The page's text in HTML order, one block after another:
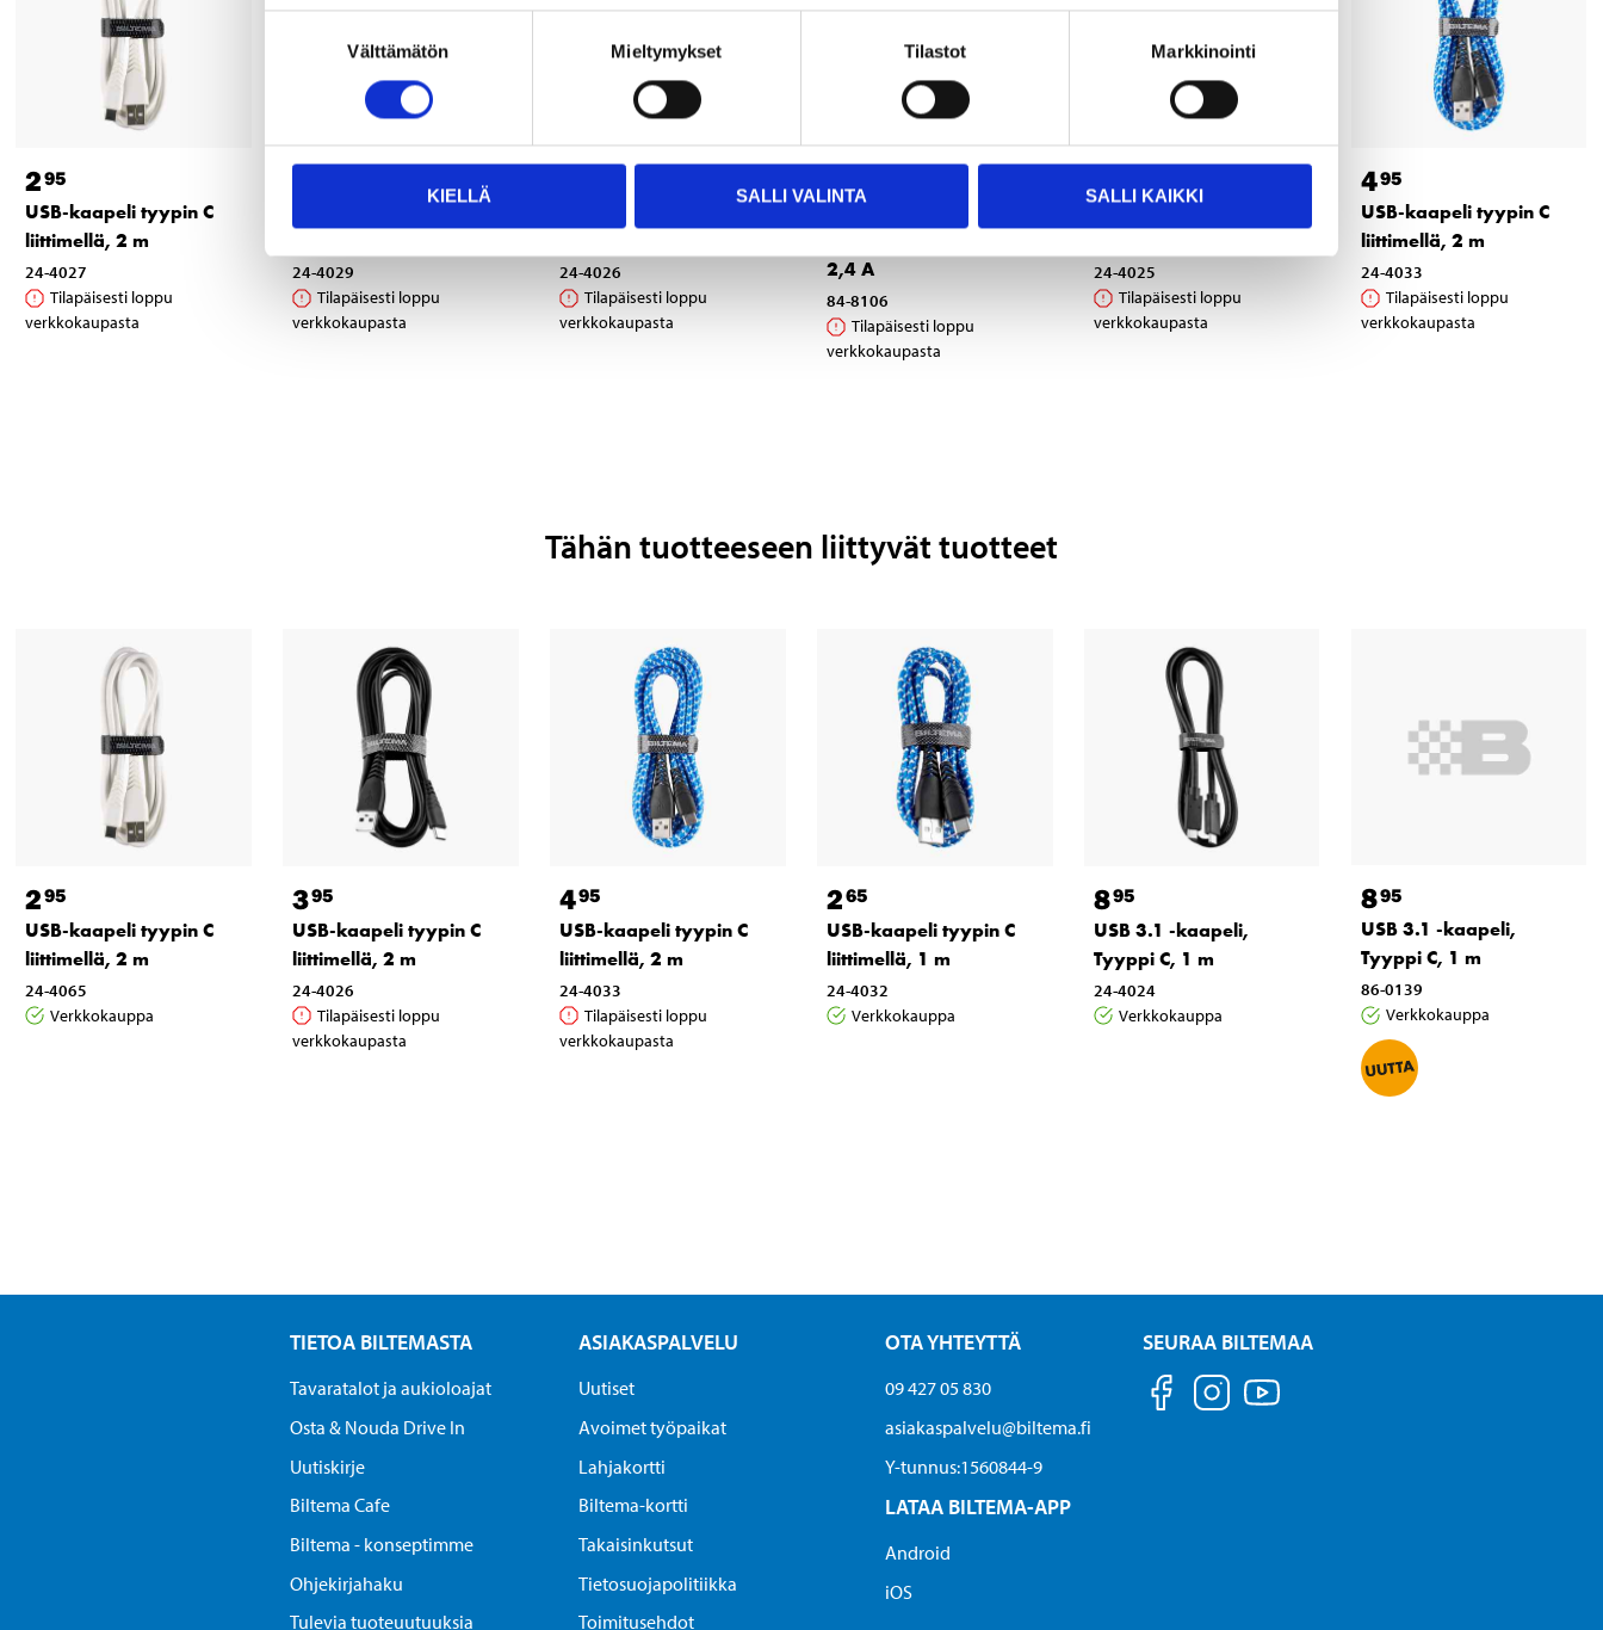
Välttämätön Mieltymykset Tilastot Markkinointi
KIELLÄ SALLI VALINTA SALLI KAIKKI
295
USB-kaapeli tyypin C
liittimellä, 2 m
24-4027
Tilapäisesti loppu
verkkokaupasta
4
24-4029
Tilapäisesti loppu
verkkokaupasta
24-4026
Tilapäisesti loppu
verkkokaupasta
6
2,4 A
84-8106
Tilapäisesti loppu
verkkokaupasta
2
24-4025
Tilapäisesti loppu
verkkokaupasta
495
USB-kaapeli tyypin C
liittimellä, 2 m
24-4033
Tilapäisesti loppu
verkkokaupasta
Tähän tuotteeseen liittyvät tuotteet
295
USB-kaapeli tyypin C
liittimellä, 2 m
24-4065
Verkkokauppa
395
USB-kaapeli tyypin C
liittimellä, 2 m
24-4026
Tilapäisesti loppu
verkkokaupasta
495
USB-kaapeli tyypin C
liittimellä, 2 m
24-4033
Tilapäisesti loppu
verkkokaupasta
265
USB-kaapeli tyypin C
liittimellä, 1 m
24-4032
Verkkokauppa
895
USB 3.1 -kaapeli,
Tyyppi C, 1 m
24-4024
Verkkokauppa
895
USB 3.1 -kaapeli,
Tyyppi C, 1 m
86-0139
Verkkokauppa
TIETOA BILTEMASTA
Tavaratalot ja aukioloajat
Osta & Nouda Drive In
Uutiskirje
Biltema Cafe
Biltema - konseptimme
Ohjekirjahaku
Tulevia tuoteuutuuksia
ASIAKASPALVELU
Uutiset
Avoimet työpaikat
Lahjakortti
Biltema-kortti
Takaisinkutsut
Tietosuojapolitiikka
Toimitusehdot
OTA YHTEYTTÄ
09 427 05 830
asiakaspalvelu@biltema.fi
Y-tunnus:1560844-9
LATAA BILTEMA-APP
Android
iOS
SEURAA BILTEMAA